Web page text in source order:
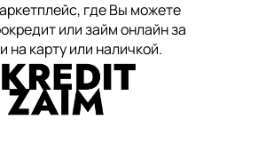
где Вы можете
или займ онлайн за
на карту или наличкой.